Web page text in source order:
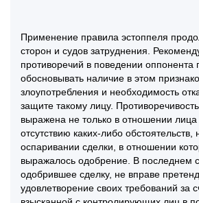
Применение правила эстоппеля
сторон и судов затруднения.
противоречий в поведении оппонента
обосновывать наличие в этом
злоупотребления и необходимость
защите такому лицу.
выражена не только в отношении
отсутствию каких-либо обстоятельств,
оспаривании сделки, в отношении
выражалось одобрение. В последнем
одобрившее сделку, не вправе
удовлетворение своих требований за